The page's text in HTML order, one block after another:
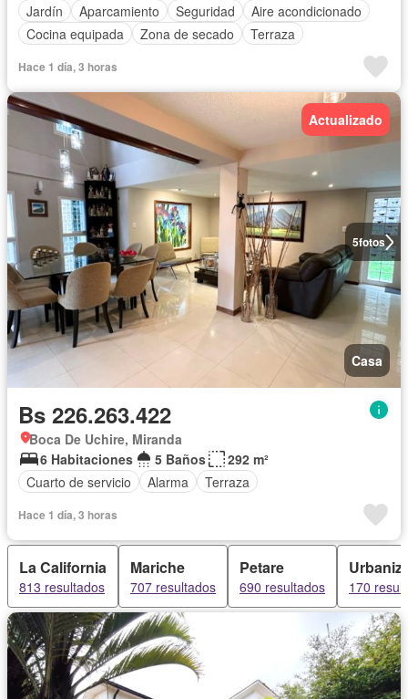
Jardín
Aparcamiento Seguridad
Aire acondicionado
Cocina equipada
Zona de secado Terraza
Hace 1 día, 3 horas
5fotos
Actualizado
Casa
Bs 226.263.422
Boca De Uchire, Miranda
6 Habitaciones
5 Baños
292 m²
Cuarto de servicio
Alarma Terraza
Hace 1 día, 3 horas
La California
813 resultados
Mariche
707 resultados
Petare
690 resultados 170